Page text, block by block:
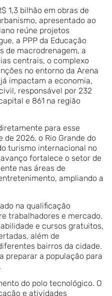
1,3 bilhão em obras de
apresentado ao
reúne projetos
a PPP da Educação
de macrodrenagem, a
centrais, o complexo
no entorno da Arena
impactam a economia,
responsável por 232
e 861 na região
para esse
2026, o Rio Grande do
turismo internacional no
avanço fortalece o setor de
nas áreas de
ampliando a
na qualificação
trabalhadores e mercado.
e cursos gratuitos,
além de
bairros da cidade.
preparar a população para
do polo tecnológico. O
e atividades